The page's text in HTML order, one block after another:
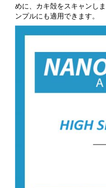
めに、カキ殻をスキャンし
ンプルにも適用できます。